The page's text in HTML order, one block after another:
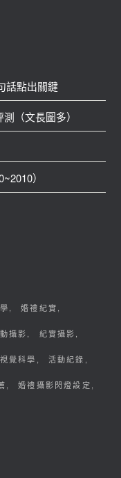
話點出關鍵
（文長圖多）
）
婚禮紀實
攝影 紀實攝影
視覺科學 活動紀錄
婚禮攝影閃燈設定